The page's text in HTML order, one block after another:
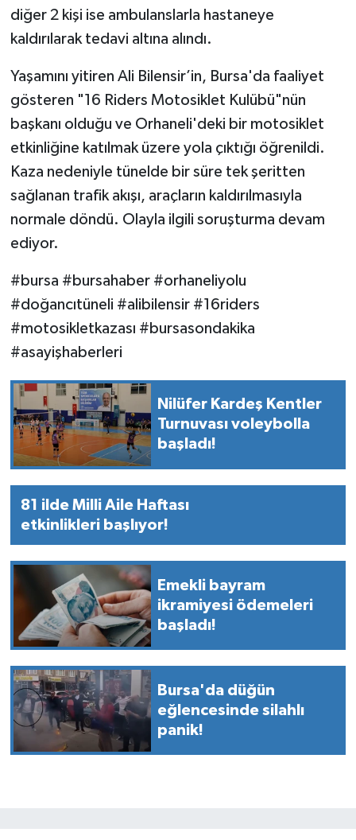
diğer 2 kişi ise ambulanslarla hastaneye
kaldırılarak tedavi altına alındı.
Yaşamını yitiren Ali Bilensir’in, Bursa'da faaliyet
gösteren "16 Riders Motosiklet Kulübü"nün
başkanı olduğu ve Orhaneli'deki bir motosiklet
etkinliğine katılmak üzere yola çıktığı öğrenildi.
Kaza nedeniyle tünelde bir süre tek şeritten
sağlanan trafik akışı, araçların kaldırılmasıyla
normale döndü. Olayla ilgili soruşturma devam
ediyor.
#bursa #bursahaber #orhaneliyolu
#doğancıtüneli #alibilensir #16riders
#motosikletkazası #bursasondakika
#asayişhaberleri
Nilüfer Kardeş Kentler
Turnuvası voleybolla
başladı!
81 ilde Milli Aile Haftası
etkinlikleri başlıyor!
Emekli bayram
ikramiyesi ödemeleri
başladı!
Bursa'da düğün
eğlencesinde silahlı
panik!